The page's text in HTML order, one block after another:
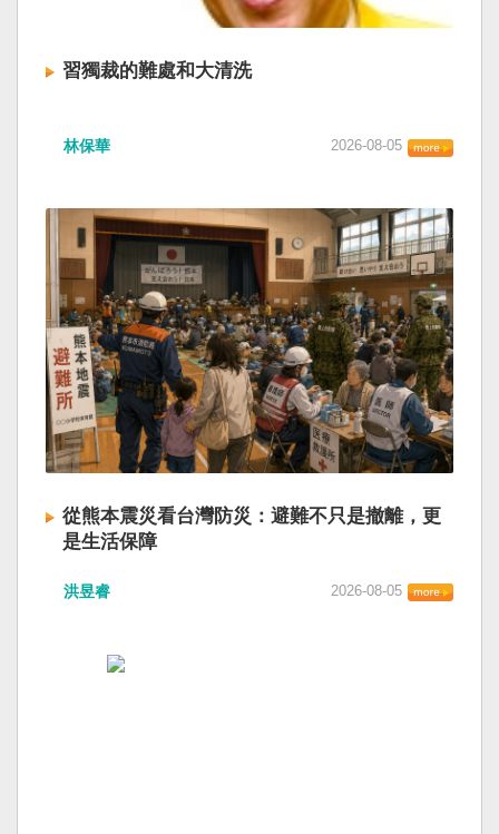
習獨裁的難處和大清洗
林保華 2026-08-05
從熊本震災看台灣防災：避難不只是撤離，更
是生活保障
洪昱睿 2026-08-05